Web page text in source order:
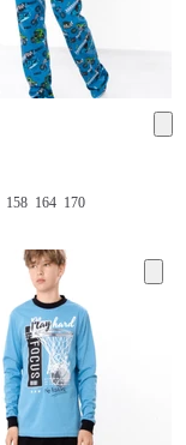
158 164 170